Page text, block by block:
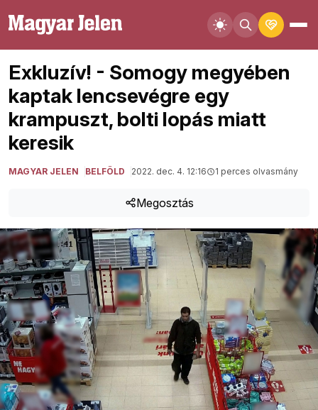
Exkluzív! - Somogy megyében
kaptak lencsevégre egy
krampuszt, bolti lopás miatt
keresik
MAGYAR JELEN BELFÖLD 2022. dec. 4. 12:16 1 perces olvasmány
Megosztás